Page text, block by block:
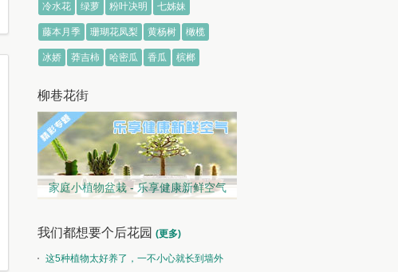
冷水花 绿萝 粉叶决明 七姊妹
藤本月季 珊瑚花凤梨 黄杨树 橄榄
冰娇 莽吉柿 哈密瓜 香瓜 槟榔
柳巷花街
家庭小植物盆栽 - 乐享健康新鲜空气
我们都想要个后花园 (更多)
这5种植物太好养了，一不小心就长到墙外